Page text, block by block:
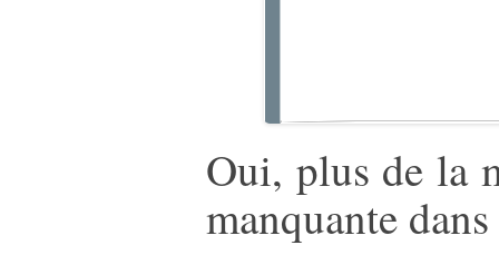
Oui, plus de la
manquante